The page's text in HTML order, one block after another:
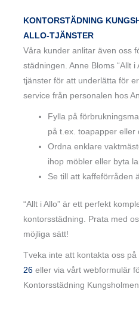
KONTORSTÄDNING
ALLO-TJÄNSTER
Våra kunder anlitar även oss
städningen. Anne Bloms “Allt
tjänster för att underlätta för
service från personalen hos
Fylla på
på t.ex. toapapper eller
Ordna enklare
ihop möbler eller byta
Se till att kaffeförråden
“Allt i Allo” är ett perfekt
kontorsstädning. Prata med
möjliga sätt!
Tveka inte att kontakta oss
26 eller via vårt webformulär
Kontorsstädning